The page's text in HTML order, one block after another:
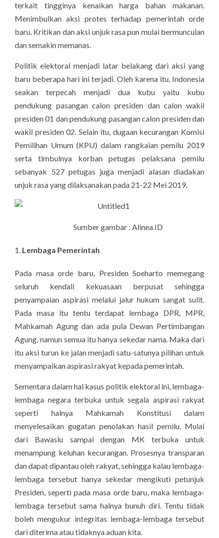
terkait tingginya kenaikan harga bahan makanan.
Menimbulkan aksi protes terhadap pemerintah orde
baru. Kritikan dan aksi unjuk rasa pun mulai bermunculan
dan semakin memanas.
Politik elektoral menjadi latar belakang dari aksi yang
baru beberapa hari ini terjadi. Oleh karena itu, Indonesia
seakan terpecah menjadi dua kubu yaitu kubu
pendukung pasangan calon presiden dan calon wakil
presiden 01 dan pendukung pasangan calon presiden dan
wakil presiden 02. Selain itu, dugaan kecurangan Komisi
Pemilihan Umum (KPU) dalam rangkaian pemilu 2019
serta timbulnya korban petugas pelaksana pemilu
sebanyak 527 petugas juga menjadi alasan diadakan
unjuk rasa yang dilaksanakan pada 21-22 Mei 2019.
Sumber gambar : Alinea.ID
Lembaga Pemerintah
Pada masa orde baru, Presiden Soeharto memegang
seluruh kendali kekuasaan berpusat sehingga
penyampaian aspirasi melalui jalur hukum sangat sulit.
Pada masa itu tentu terdapat lembaga DPR, MPR,
Mahkamah Agung dan ada pula Dewan Pertimbangan
Agung, namun semua itu hanya sekedar nama. Maka dari
itu aksi turun ke jalan menjadi satu-satunya pilihan untuk
menyampaikan aspirasi rakyat kepada pemerintah.
Sementara dalam hal kasus politik elektoral ini, lembaga-
lembaga negara terbuka untuk segala aspirasi rakyat
seperti halnya Mahkamah Konstitusi dalam
menyelesaikan gugatan penolakan hasil pemilu. Mulai
dari Bawaslu sampai dengan MK terbuka untuk
menampung keluhan kecurangan. Prosesnya transparan
dan dapat dipantau oleh rakyat, sehingga kalau lembaga-
lembaga tersebut hanya sekedar mengikuti petunjuk
Presiden, seperti pada masa orde baru, maka lembaga-
lembaga tersebut sama halnya bunuh diri. Tentu tidak
boleh mengukur integritas lembaga-lembaga tersebut
dari diterima atau tidaknya aduan kita.